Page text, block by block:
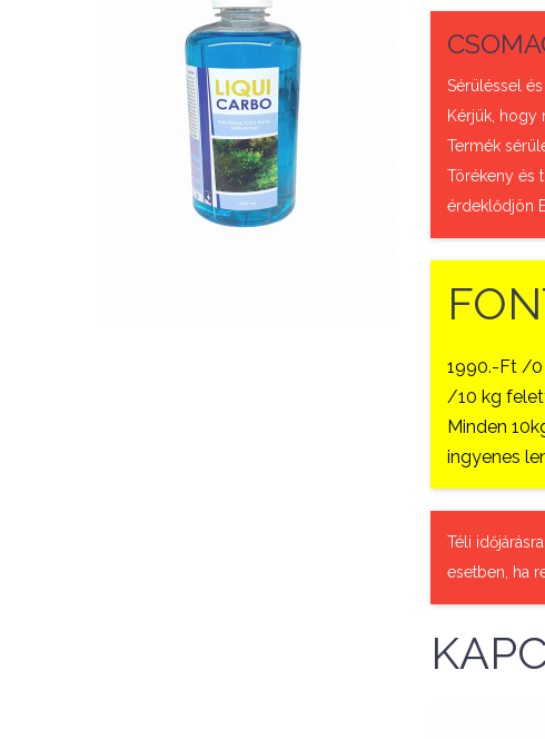
Nettó ár: 2,984 Ft
Liqui Carbo folyékony
CO2 500ml - 25000 liter
vízhez
KOSÁRBA
Sérüléssel
Kérjük, hogy
Termék
Törékeny és
érdeklődjön
1990.-Ft /0
/10 kg
Minden
ingyenes
Téli
esetben, ha